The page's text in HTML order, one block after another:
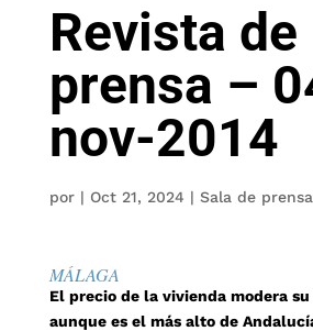
Revista de
prensa –
nov-2014
por | Oct 21, 2024 | Sala de prensa
MÁLAGA
El precio de la vivienda modera
aunque es el más alto de